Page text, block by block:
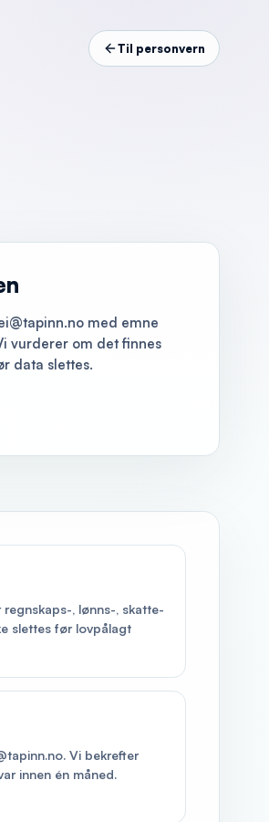
Til personvern
med emne
vurderer om det finnes
data slettes.
, lønns-, skatte-
slettes før lovpålagt
Vi bekrefter
innen én måned.